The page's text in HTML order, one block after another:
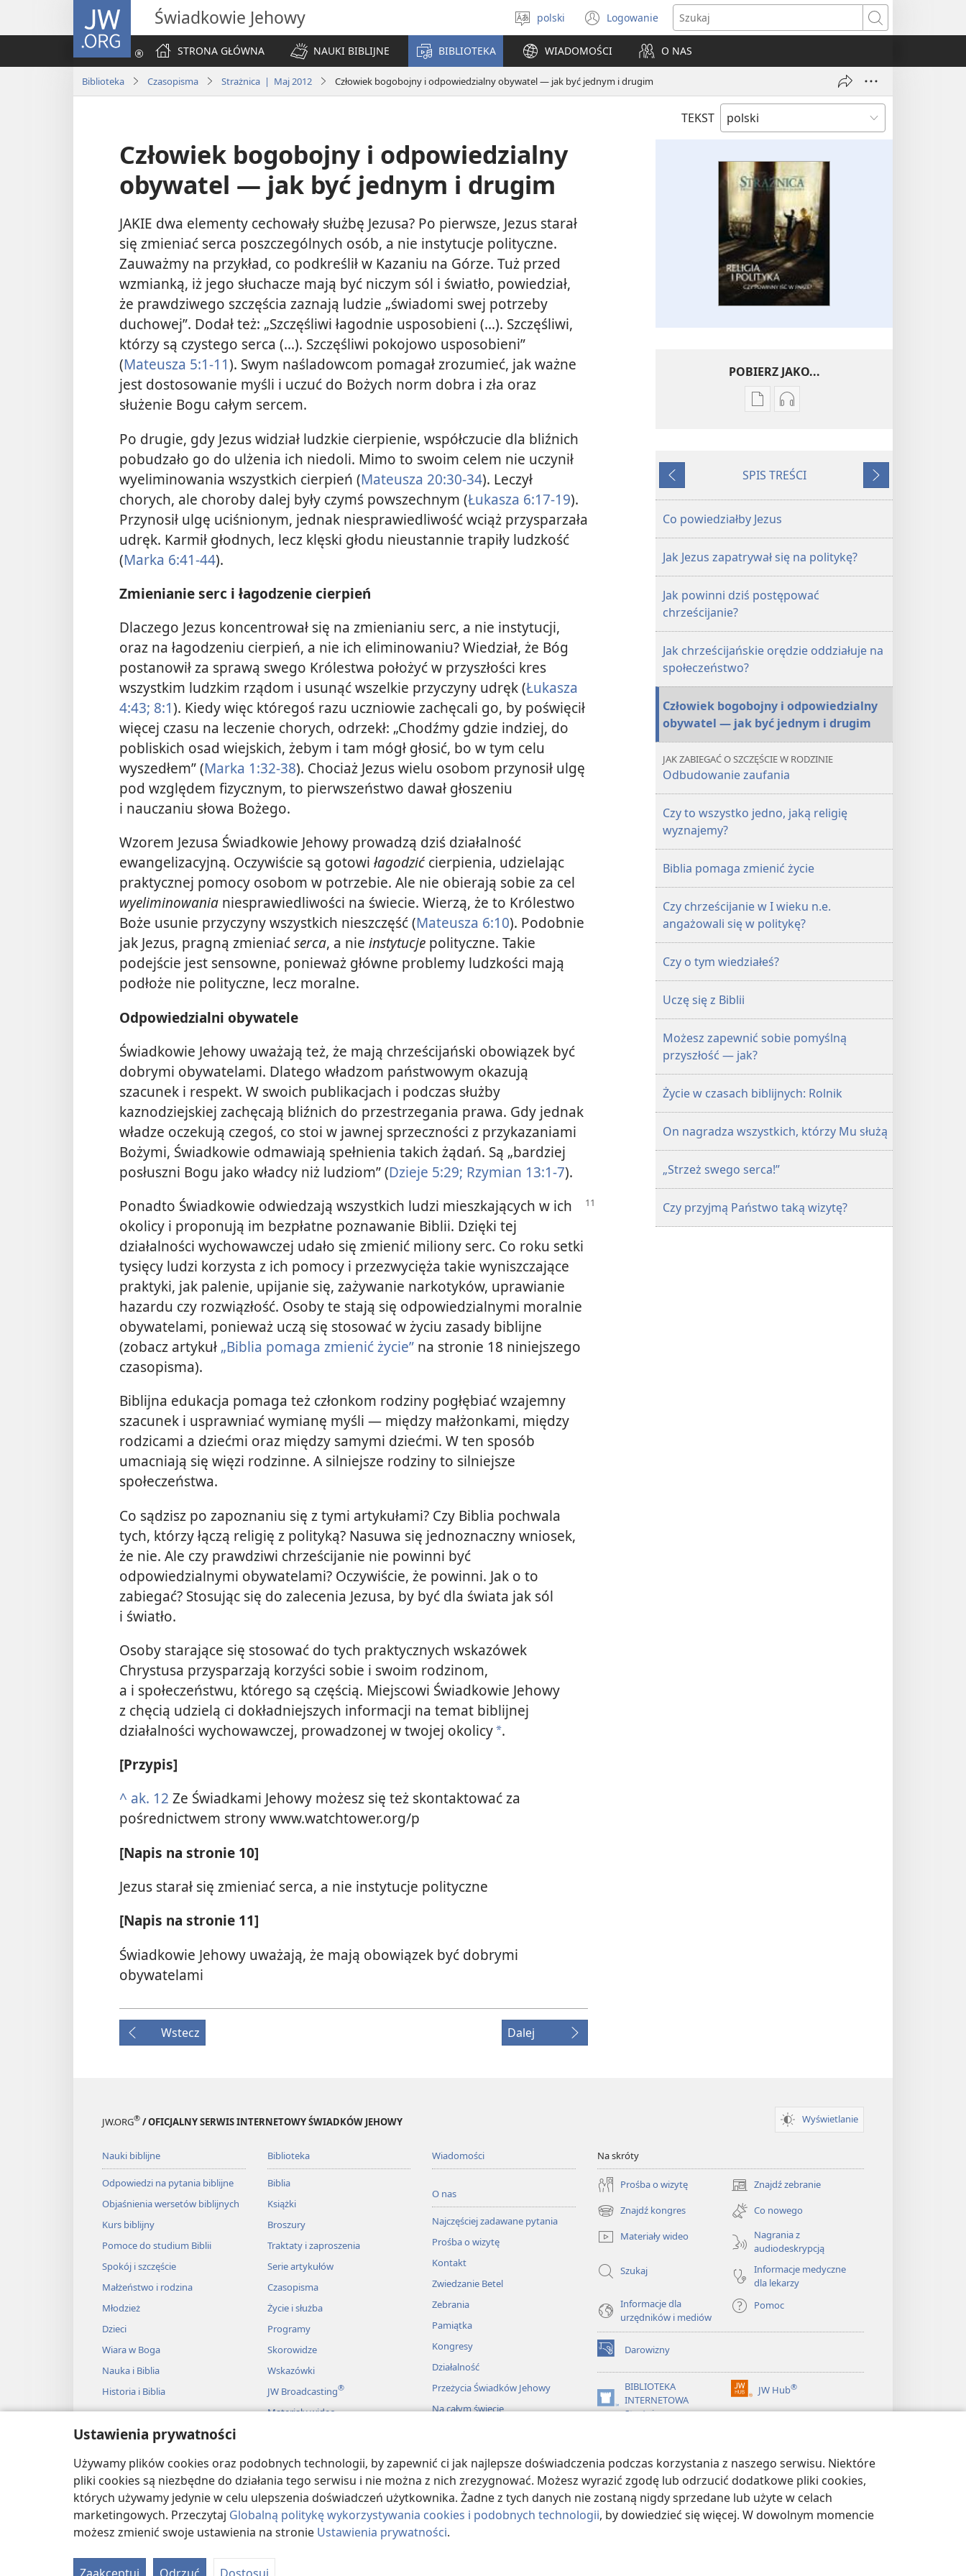
Ustawienia prywatności
Używamy plików cookies oraz podobnych technologii, by zapewnić ci jak najlepsze doświadczenia podczas korzystania z naszego serwisu. Niektóre
pliki cookies są niezbędne do działania tego serwisu i nie można z nich zrezygnować. Możesz wyrazić zgodę lub odrzucić dodatkowe pliki cookies,
których używamy jedynie w celu ulepszenia doświadczeń użytkownika. Żadne z tych danych nie zostaną nigdy sprzedane lub użyte w celach
marketingowych. Przeczytaj Globalną politykę wykorzystywania cookies i podobnych technologii, by dowiedzieć się więcej. W dowolnym momencie
możesz zmienić swoje ustawienia na stronie Ustawienia prywatności.
JW.ORG Świadkowie Jehowy
Wybór
języka
polski Logowanie
(opens
new
window)
Szukaj
STRONA GŁÓWNA
NAUKI BIBLIJNE BIBLIOTEKA WIADOMOŚCI O NAS
Biblioteka Czasopisma Strażnica | Maj 2012 Człowiek bogobojny i odpowiedzialny obywatel — jak być jednym i drugim
TEKST
Człowiek bogobojny i odpowiedzialny
obywatel — jak być jednym i drugim
JAKIE dwa elementy cechowały służbę Jezusa? Po pierwsze, Jezus starał
się zmieniać serca poszczególnych osób, a nie instytucje polityczne.
Zauważmy na przykład, co podkreślił w Kazaniu na Górze. Tuż przed
wzmianką, iż jego słuchacze mają być niczym sól i światło, powiedział,
że prawdziwego szczęścia zaznają ludzie „świadomi swej potrzeby
duchowej”. Dodał też: „Szczęśliwi łagodnie usposobieni (...). Szczęśliwi,
którzy są czystego serca (...). Szczęśliwi pokojowo usposobieni”
(Mateusza 5:1-11). Swym naśladowcom pomagał zrozumieć, jak ważne
jest dostosowanie myśli i uczuć do Bożych norm dobra i zła oraz
służenie Bogu całym sercem.
Po drugie, gdy Jezus widział ludzkie cierpienie, współczucie dla bliźnich
pobudzało go do ulżenia ich niedoli. Mimo to swoim celem nie uczynił
wyeliminowania wszystkich cierpień (Mateusza 20:30-34). Leczył
chorych, ale choroby dalej były czymś powszechnym (Łukasza 6:17-19).
Przynosił ulgę uciśnionym, jednak niesprawiedliwość wciąż przysparzała
udręk. Karmił głodnych, lecz klęski głodu nieustannie trapiły ludzkość
(Marka 6:41-44).
Zmienianie serc i łagodzenie cierpień
Dlaczego Jezus koncentrował się na zmienianiu serc, a nie instytucji,
oraz na łagodzeniu cierpień, a nie ich eliminowaniu? Wiedział, że Bóg
postanowił za sprawą swego Królestwa położyć w przyszłości kres
wszystkim ludzkim rządom i usunąć wszelkie przyczyny udręk (Łukasza
4:43; 8:1). Kiedy więc któregoś razu uczniowie zachęcali go, by poświęcił
więcej czasu na leczenie chorych, odrzekł: „Chodźmy gdzie indziej, do
pobliskich osad wiejskich, żebym i tam mógł głosić, bo w tym celu
wyszedłem” (Marka 1:32-38). Chociaż Jezus wielu osobom przynosił ulgę
pod względem fizycznym, to pierwszeństwo dawał głoszeniu
i nauczaniu słowa Bożego.
Wzorem Jezusa Świadkowie Jehowy prowadzą dziś działalność
ewangelizacyjną. Oczywiście są gotowi łagodzić cierpienia, udzielając
praktycznej pomocy osobom w potrzebie. Ale nie obierają sobie za cel
wyeliminowania niesprawiedliwości na świecie. Wierzą, że to Królestwo
Boże usunie przyczyny wszystkich nieszczęść (Mateusza 6:10). Podobnie
jak Jezus, pragną zmieniaćserca, a nie instytucje polityczne. Takie
podejście jest sensowne, ponieważ główne problemy ludzkości mają
podłoże nie polityczne, lecz moralne.
Odpowiedzialni obywatele
Świadkowie Jehowy uważają też, że mają chrześcijański obowiązek być
dobrymi obywatelami. Dlatego władzom państwowym okazują
szacunek i respekt. W swoich publikacjach i podczas służby
kaznodziejskiej zachęcają bliźnich do przestrzegania prawa. Gdy jednak
władze oczekują czegoś, co stoi w jawnej sprzeczności z przykazaniami
Bożymi, Świadkowie odmawiają spełnienia takich żądań. Są „bardziej
posłuszni Bogu jako władcy niż ludziom” (Dzieje 5:29; Rzymian 13:1-7).
Ponadto Świadkowie odwiedzają wszystkich ludzi mieszkających w ich
okolicy i proponują im bezpłatne poznawanie Biblii. Dzięki tej
działalności wychowawczej udało się zmienić miliony serc. Co roku setki
tysięcy ludzi korzysta z ich pomocy i przezwycięża takie wyniszczające
praktyki, jak palenie, upijanie się, zażywanie narkotyków, uprawianie
hazardu czy rozwiązłość. Osoby te stają się odpowiedzialnymi moralnie
obywatelami, ponieważ uczą się stosować w życiu zasady biblijne
(zobacz artykuł „Biblia pomaga zmienić życie” na stronie 18 niniejszego
czasopisma).
Biblijna edukacja pomaga też członkom rodziny pogłębiać wzajemny
szacunek i usprawniać wymianę myśli — między małżonkami, między
rodzicami a dziećmi oraz między samymi dziećmi. W ten sposób
umacniają się więzi rodzinne. A silniejsze rodziny to silniejsze
społeczeństwa.
Co sądzisz po zapoznaniu się z tymi artykułami? Czy Biblia pochwala
tych, którzy łączą religię z polityką? Nasuwa się jednoznaczny wniosek,
że nie. Ale czy prawdziwi chrześcijanie nie powinni być
odpowiedzialnymi obywatelami? Oczywiście, że powinni. Jak o to
zabiegać? Stosując się do zalecenia Jezusa, by być dla świata jak sól
i światło.
Osoby starające się stosować do tych praktycznych wskazówek
Chrystusa przysparzają korzyści sobie i swoim rodzinom,
a i społeczeństwu, którego są częścią. Miejscowi Świadkowie Jehowy
z chęcią udzielą ci dokładniejszych informacji na temat biblijnej
działalności wychowawczej, prowadzonej w twojej okolicy*.
[Przypis]
^ ak. 12 Ze Świadkami Jehowy możesz się też skontaktować za
pośrednictwem strony www.watchtower.org/p
[Napis na stronie 10]
Jezus starał się zmieniać serca, a nie instytucje polityczne
[Napis na stronie 11]
Świadkowie Jehowy uważają, że mają obowiązek być dobrymi
obywatelami
Wstecz Dalej
POBIERZ JAKO...
Ustawienia
STRAŻNICA
Ustawienia
STRAŻNICA
Wstecz
SPIS TREŚCI
Dalej
Co powiedziałby Jezus
Jak Jezus zapatrywał się na politykę?
Jak powinni dziś postępować
chrześcijanie?
Jak chrześcijańskie orędzie oddziałuje na
społeczeństwo?
Człowiek bogobojny i odpowiedzialny
obywatel — jak być jednym i drugim
JAK ZABIEGAĆ O SZCZĘŚCIE W RODZINIE
Odbudowanie zaufania
Czy to wszystko jedno, jaką religię
wyznajemy?
Biblia pomaga zmienić życie
Czy chrześcijanie w I wieku n.e.
angażowali się w politykę?
Czy o tym wiedziałeś?
Uczę się z Biblii
Możesz zapewnić sobie pomyślną
przyszłość — jak?
Życie w czasach biblijnych: Rolnik
On nagradza wszystkich, którzy Mu służą
„Strzeż swego serca!”
Czy przyjmą Państwo taką wizytę?
JW.ORG® / OFICJALNY SERWIS INTERNETOWY ŚWIADKÓW JEHOWY Wyświetlanie
Nauki biblijne
Odpowiedzi na pytania biblijne
Objaśnienia wersetów biblijnych
Kurs biblijny
Pomoce do studium Biblii
Spokój i szczęście
Małżeństwo i rodzina
Młodzież
Dzieci
Wiara w Boga
Nauka i Biblia
Historia i Biblia
Biblioteka
Biblia
Książki
Broszury
Traktaty i zaproszenia
Serie artykułów
Czasopisma
Życie i służba
Programy
Skorowidze
Wskazówki
JW Broadcasting®
Materiały wideo
Adaptacje dźwiękowe Biblii
Wiadomości
O nas
Najczęściej zadawane pytania
Prośba o wizytę
Kontakt
Zwiedzanie Betel
Zebrania
Pamiątka
Kongresy
Działalność
Przeżycia Świadków Jehowy
Na całym świecie
Na skróty
Prośba o wizytę Znajdź zebranie
(opens
new
window)
Znajdź kongres
(opens
new
window)
Co nowego
Materiały wideo
Nagrania z
audiodeskrypcją
Szukaj
Informacje medyczne
dla lekarzy
Informacje dla
urzędników i mediów
Pomoc
Darowizny
(opens
new
window)BIBLIOTEKA
INTERNETOWA
Strażnicy
(opens
JW Hub®
(opens
new
Copyright© 2026 Watch Tower Bible and Tract Society of Pennsylvania.